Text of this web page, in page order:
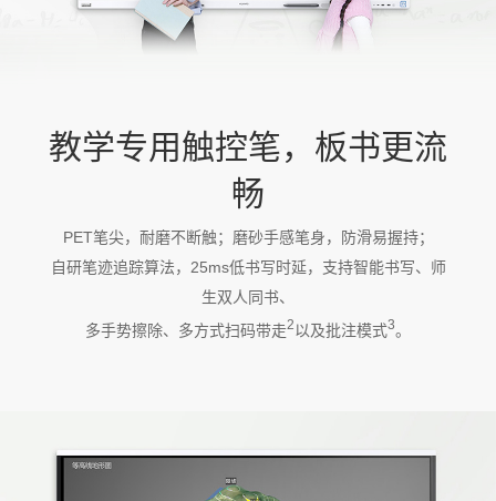
教学专用触控笔，板书更流
畅
PET笔尖，耐磨不断触；磨砂手感笔身，防滑易握持；
自研笔迹追踪算法，25ms低书写时延，支持智能书写、师
生双人同书、
多手势擦除、多方式扫码带走2 以及批注模式3。